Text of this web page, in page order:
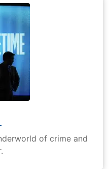
of crime and